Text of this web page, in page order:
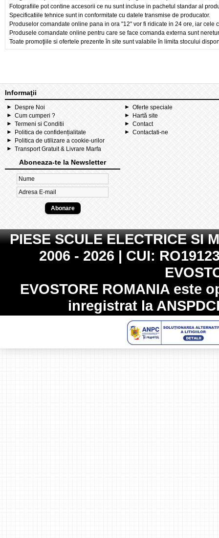
Fotografiile pot contine accesorii ce nu sunt incluse in pachetul standar al
Specificatiile tehnice sunt in conformitate cu datele transmise de producator.
Produselor comandate online pana in ora "12" vor fi ridicate in 24 ore, iar cele
Produsele comandate online pentru care se face comanda externa sunt
Toate promoţiile si ofertele prezente în site sunt valabile în limita stocului
Informaţii
Despre Noi
Cum cumperi ?
Termeni si Conditii
Politica de confidențialitate
Politica de utilizare a cookie-urilor
Transport Gratuit & Livrare Marfa
Oferte speciale
Hartă site
Contact
Contactati-ne
Aboneaza-te la Newsletter
PIESE SCULE ELECTRICE SI
2006 - 2026 | CUI:
EVOSTORE ROMANIAeste
inregistrat la